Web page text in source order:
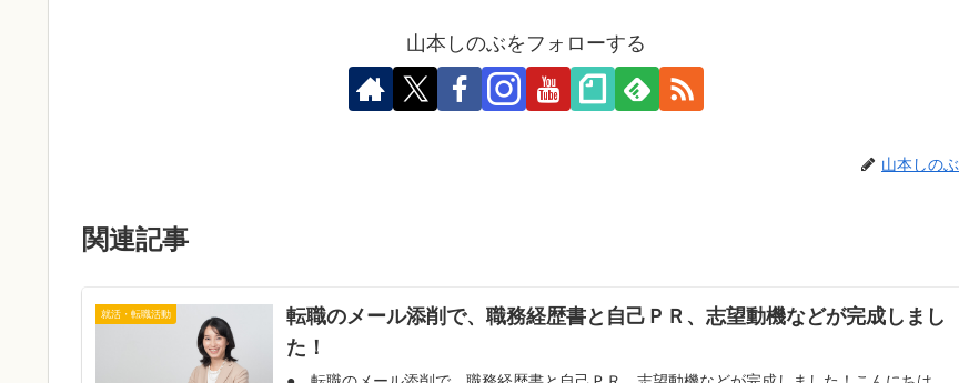
山本しのぶをフォローする
山本しのぶ
関連記事
就活・転職活動
転職のメール添削で、職務経歴書と自己ＰＲ、志望動機などが完成しまし
た！